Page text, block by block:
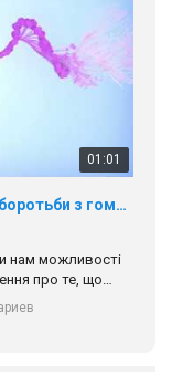
01:01
17 травня IDAHO. Міжнародний день боротьби з гомофобією трансфобією і біфобія.
нам можливості
про те, що
зустрінеться, ми
рівності та
підрозділи